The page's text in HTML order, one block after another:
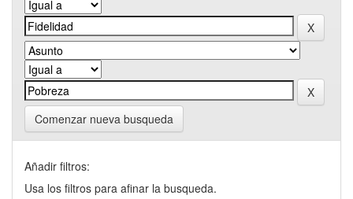
Comenzar nueva busqueda
Añadir filtros:
Usa los filtros para afinar la busqueda.